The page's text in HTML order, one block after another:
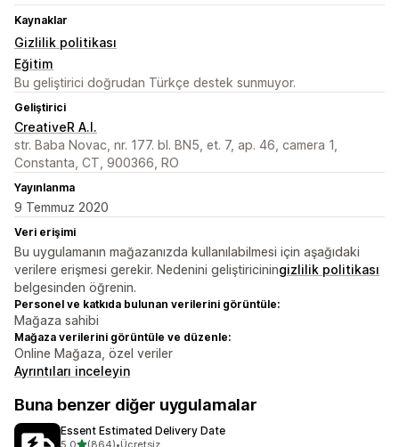
Kaynaklar
Gizlilik politikası
Eğitim
Bu geliştirici doğrudan Türkçe destek sunmuyor.
Geliştirici
CreativeR A.I.
str. Baba Novac, nr. 177. bl. BN5, et. 7, ap. 46, camera 1,
Constanta, CT, 900366, RO
Yayınlanma
9 Temmuz 2020
Veri erişimi
Bu uygulamanın mağazanızda kullanılabilmesi için aşağıdaki
verilere erişmesi gerekir. Nedenini geliştiriciningizlilik politikası
belgesinden öğrenin.
Personel ve katkıda bulunan verilerini görüntüle:
Mağaza sahibi
Mağaza verilerini görüntüle ve düzenle:
Online Mağaza, özel veriler
Ayrıntıları inceleyin
Buna benzer diğer uygulamalar
Essent Estimated Delivery Date
5 yıldız üzerinden